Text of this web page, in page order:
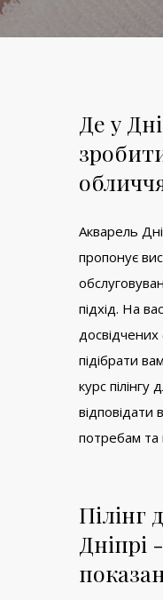
Де у
Акварель
пропонує
підхід. На
досвідчених
підібрати
курс
відповідати
потребам та
Пілінг
Дніпрі